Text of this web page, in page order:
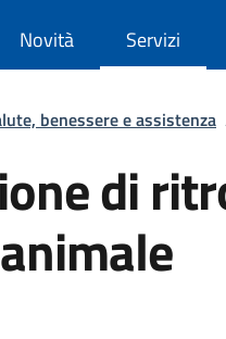
Novità Servizi
pane
benessere e assistenza
di